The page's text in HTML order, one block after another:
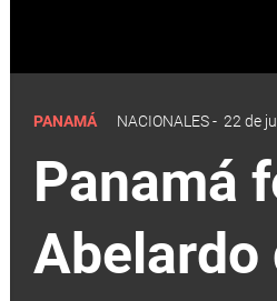
PANAMÁ NACIONALES- 22 de
Panamá
Abelardo